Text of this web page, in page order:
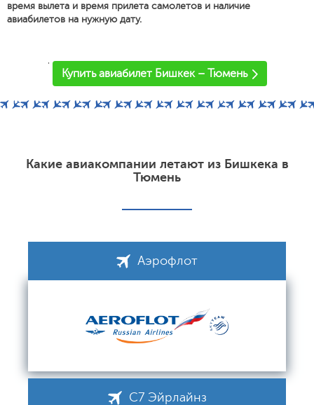
время вылета и время прилета самолетов и наличие
авиабилетов на нужную дату.
'
Купить авиабилет Бишкек – Тюмень
Какие авиакомпании летают из Бишкека в
Тюмень
Аэрофлот
С7 Эйрлайнз